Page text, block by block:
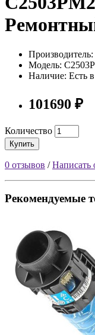
Производитель:
Модель:
Наличие: Есть
101690 ₽
Количество
Купить
0 отзывов /Написать
Рекомендуемые